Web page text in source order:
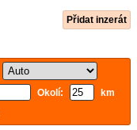
Přidat inzerát
Okolí:
km